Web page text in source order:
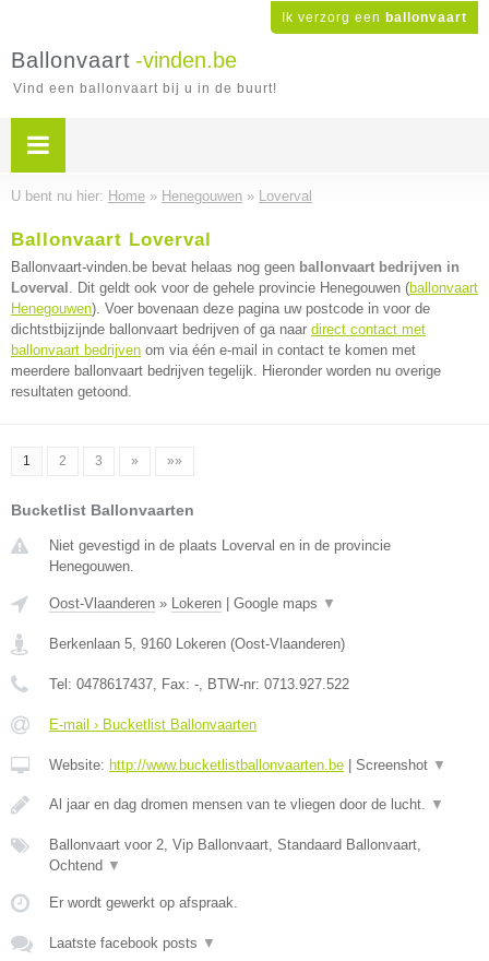
Ik verzorg een ballonvaart
Ballonvaart -vinden.be
Vind een ballonvaart bij u in de buurt!
U bent nu hier: Home » Henegouwen » Loverval
Ballonvaart Loverval
Ballonvaart-vinden.be bevat helaas nog geen ballonvaart bedrijven in
Loverval . Dit geldt ook voor de gehele provincie Henegouwen (ballonvaart
Henegouwen). Voer bovenaan deze pagina uw postcode in voor de
dichtstbijzijnde ballonvaart bedrijven of ga naar direct contact met
ballonvaart bedrijven om via één e-mail in contact te komen met
meerdere ballonvaart bedrijven tegelijk. Hieronder worden nu overige
resultaten getoond.
1 2 3 » »»
Bucketlist Ballonvaarten
Niet gevestigd in de plaats Loverval en in de provincie
Henegouwen.
Oost-Vlaanderen » Lokeren Google maps ▼
Berkenlaan 5, 9160 Lokeren (Oost-Vlaanderen)
Tel: 0478617437, Fax: -, BTW-nr: 0713.927.522
E-mail › Bucketlist Ballonvaarten
Website: http://www.bucketlistballonvaarten.be Screenshot ▼
Al jaar en dag dromen mensen van te vliegen door de lucht. ▼
Ballonvaart voor 2, Vip Ballonvaart, Standaard Ballonvaart,
Ochtend ▼
Er wordt gewerkt op afspraak.
Laatste facebook posts ▼